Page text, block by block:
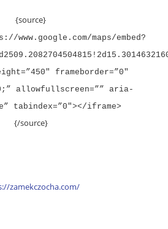
{source}
www.google.com/maps/embed?
frameborder=”0″
allowfullscreen=”” aria-
tabindex=”0″></iframe>
{/source}
zamekczocha.com/